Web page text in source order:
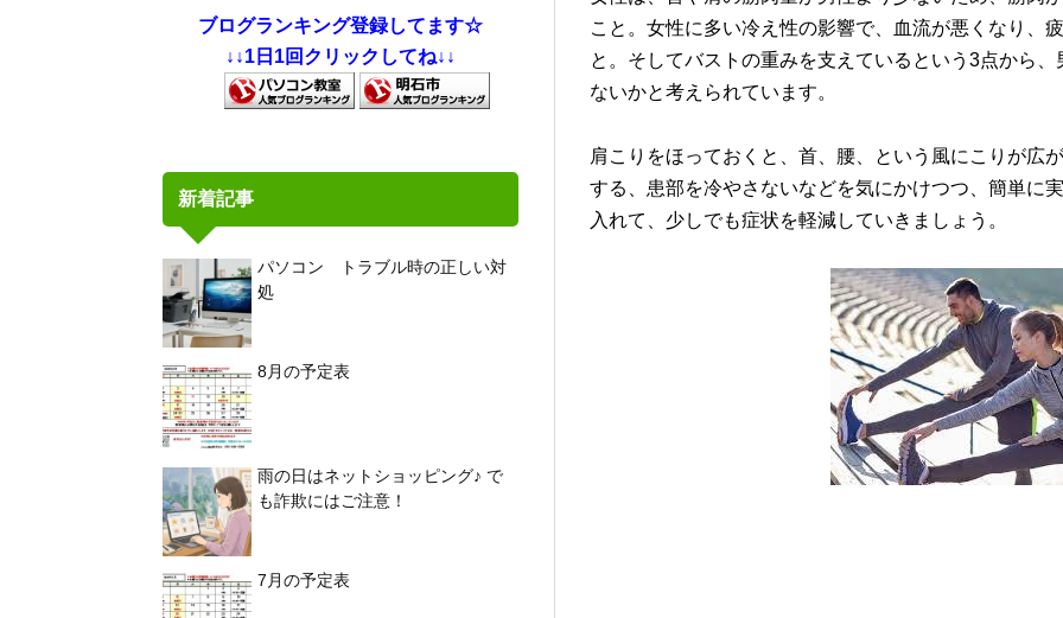
こと。女性に多い冷え性の影響で、血流が悪くなり、
と。そしてバストの重みを支えているという3点から
ないかと考えられています。
肩こりをほっておくと、首、腰、という風にこりが広
する、患部を冷やさないなどを気にかけつつ、簡単に
入れて、少しでも症状を軽減していきましょう。
ブログランキング登録してます☆
↓↓1日1回クリックしてね↓↓
新着記事
パソコン トラブル時の正しい対
処
8月の予定表
雨の日はネットショッピング♪ で
も詐欺にはご注意！
7月の予定表